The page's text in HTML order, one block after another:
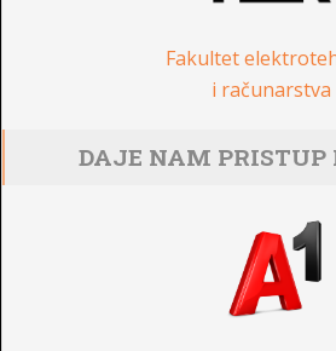
Fakultet
i računarstva
DAJE NAM PRISTUP